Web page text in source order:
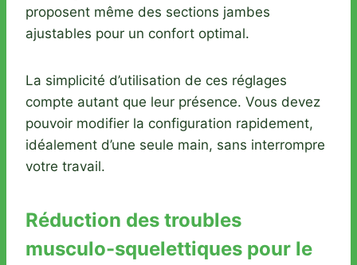
proposent même des sections jambes
ajustables pour un confort optimal.
La simplicité d’utilisation de ces réglages
compte autant que leur présence. Vous devez
pouvoir modifier la configuration rapidement,
idéalement d’une seule main, sans interrompre
votre travail.
Réduction des troubles
musculo-squelettiques pour le